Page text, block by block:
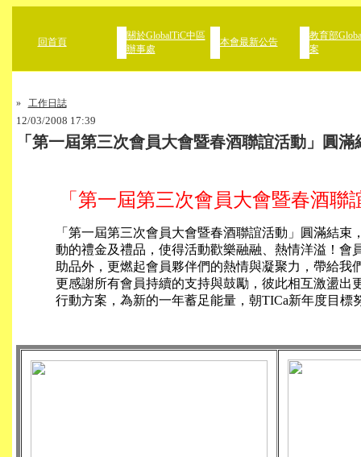
回首頁
關於GlobalTiC中區
辦事處
本會最新公告
教育部
案
» 工作日誌
12/03/2008 17:39
「第一屆第三次會員大會暨春酒聯誼活動」圓滿
「第一屆第三次會員大會暨春酒聯
「第一屆第三次會員大會暨春酒聯誼活動」圓滿結束
動的禮金及禮品，使得活動歡樂融融、熱情洋溢！會
助品外，更燃起會員夥伴們的熱情與凝聚力，帶給我
更感謝所有會員持續的支持與鼓勵，彼此相互激盪出
行動方案，為新的一年蓄足能量，朝TICa新年度目標